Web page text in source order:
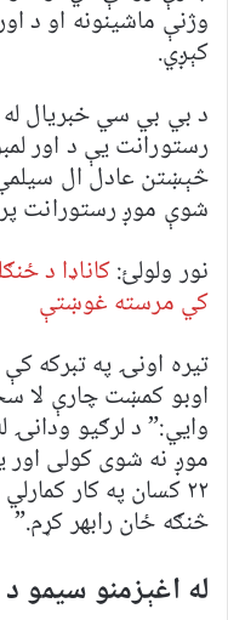
وژنې ماشینونه او د
کېږي.
د بي بي سي خبریال
رستورانت یې د اور
څېښتن عادل ال
شوې موږ رستورانت
نور ولولئ:کاناډا د
کي مرسته غوښتې
تیره اونۍ په تبرکه
اوبو کمښت چارې لا
وايي:” د لرګیو
موږ نه شوی کولی اور
۲۲ کسان په کار
څنګه ځان رابهر کړم.”
له اغېزمنو سیمو